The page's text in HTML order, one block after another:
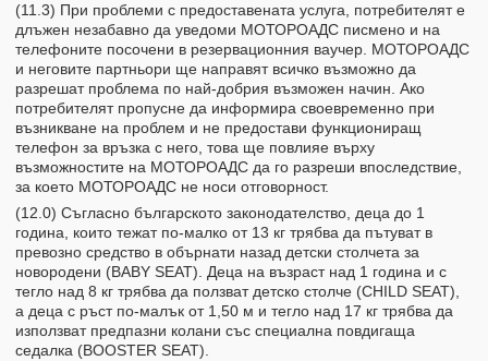
(11.3) При проблеми с предоставената услуга, потребителят е
длъжен незабавно да уведоми МОТОРОАДС писмено и на
телефоните посочени в резервационния ваучер. МОТОРОАДС
и неговите партньори ще направят всичко възможно да
разрешат проблема по най-добрия възможен начин. Ако
потребителят пропусне да информира своевременно при
възникване на проблем и не предостави функциониращ
телефон за връзка с него, това ще повлияе върху
възможностите на МОТОРОАДС да го разреши впоследствие,
за което МОТОРОАДС не носи отговорност.
(12.0) Съгласно българското законодателство, деца до 1
година, които тежат по-малко от 13 кг трябва да пътуват в
превозно средство в обърнати назад детски столчета за
новородени (BABY SEAT). Деца на възраст над 1 година и с
тегло над 8 кг трябва да ползват детско столче (CHILD SEAT),
а деца с ръст по-малък от 1,50 м и тегло над 17 кг трябва да
използват предпазни колани със специална повдигаща
седалка (BOOSTER SEAT).